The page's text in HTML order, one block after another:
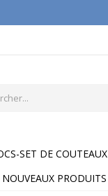
SET DE COUTEAUX
NOUVEAUX PRODUITS